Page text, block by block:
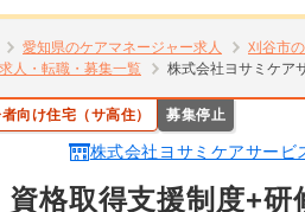
愛知県のケアマネージャー求人
刈谷市
人・転職・募集一覧
株式会社ヨサミケア
向け住宅（サ高住） 募集停止
株式会社ヨサミケアサービ
資格取得支援制度+